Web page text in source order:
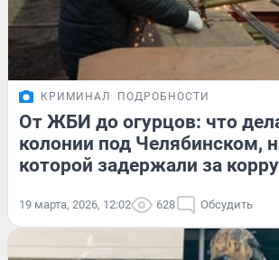
КРИМИНАЛ ПОДРОБНОСТИ
От ЖБИ до огурцов: что
колонии под Челябинском,
которой задержали за
19 марта, 2026, 12:02 628 Обсудить